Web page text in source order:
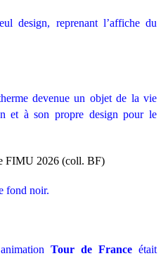
design, reprenant l’affiche du
devenue un objet de la vie
et à son propre design pour le
FIMU 2026 (coll. BF)
fond noir.
Tour de France était